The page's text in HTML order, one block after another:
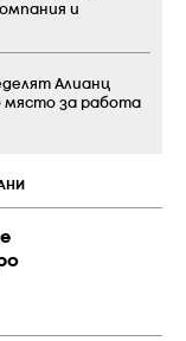
и
Алианц
място за работа